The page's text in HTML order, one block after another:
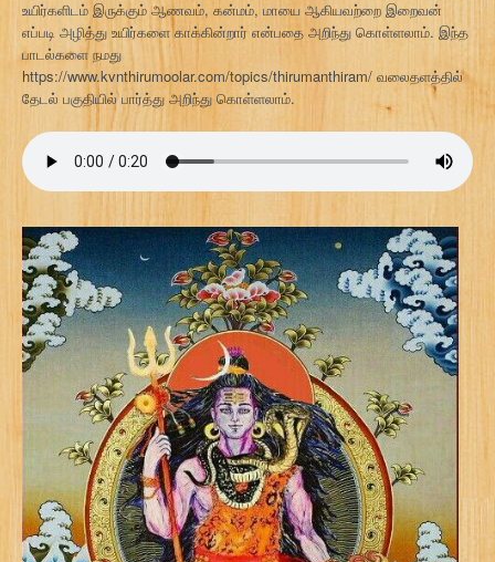
உயிர்களிடம் இருக்கும் ஆணவம், கன்மம், மாயை ஆகியவற்றை இறைவன்
எப்படி அழித்து உயிர்களை காக்கின்றார் என்பதை அறிந்து கொள்ளலாம். இந்த
பாடல்களை நமது
https://www.kvnthirumoolar.com/topics/thirumanthiram/ வலைதளத்தில்
தேடல் பகுதியில் பார்த்து அறிந்து கொள்ளலாம்.